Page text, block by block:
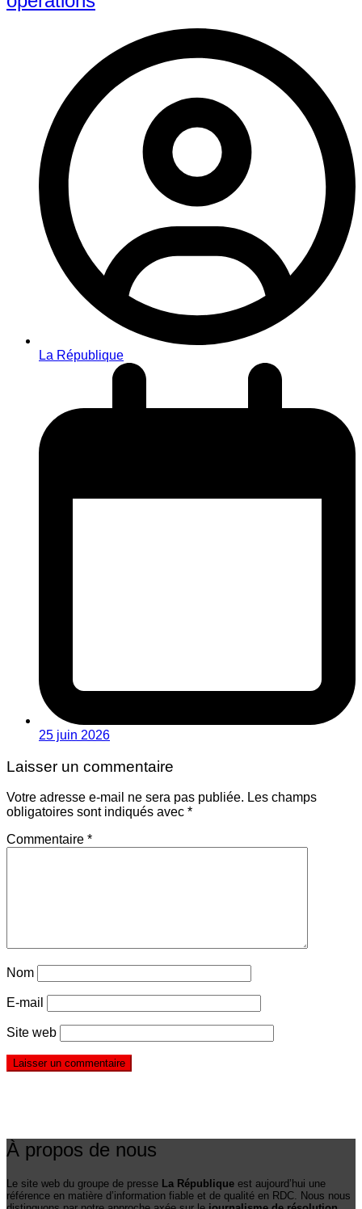
La République
25 juin 2026
Laisser un commentaire
Votre adresse e-mail ne sera pas publiée. Les champs
obligatoires sont indiqués avec *
Commentaire *
Nom
E-mail
Site web
À propos de nous
Le site web du groupe de presse La République est aujourd’hui une
référence en matière d’information fiable et de qualité en RDC. Nous nous